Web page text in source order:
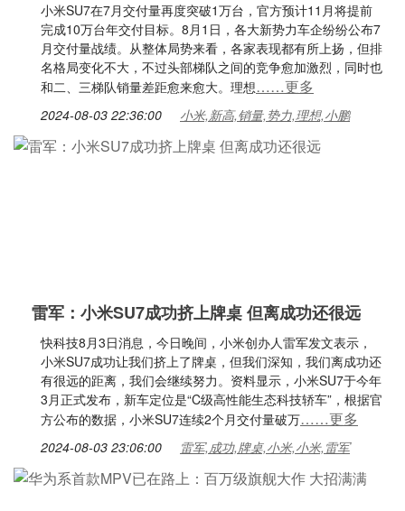
小米SU7在7月交付量再度突破1万台，官方预计11月将提前
完成10万台年交付目标。8月1日，各大新势力车企纷纷公布7
月交付量战绩。从整体局势来看，各家表现都有所上扬，但排
名格局变化不大，不过头部梯队之间的竞争愈加激烈，同时也
和二、三梯队销量差距愈来愈大。理想……更多
2024-08-03 22:36:00 小米,新高,销量,势力,理想,小鹏
雷军：小米SU7成功挤上牌桌 但离成功还很远
快科技8月3日消息，今日晚间，小米创办人雷军发文表示，
小米SU7成功让我们挤上了牌桌，但我们深知，我们离成功还
有很远的距离，我们会继续努力。资料显示，小米SU7于今年
3月正式发布，新车定位是“C级高性能生态科技轿车”，根据官
方公布的数据，小米SU7连续2个月交付量破万……更多
2024-08-03 23:06:00 雷军,成功,牌桌,小米,小米,雷军